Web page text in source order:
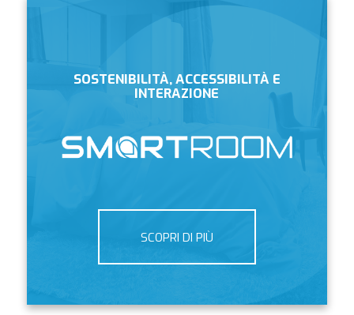
SOSTENIBILITÀ, ACCESSIBILITÀ E
INTERAZIONE
SCOPRI DI PIÙ